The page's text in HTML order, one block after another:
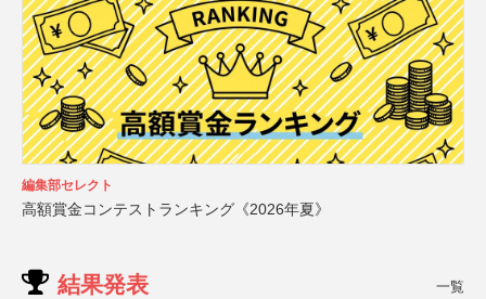
編集部セレクト
高額賞金コンテストランキング《2026年夏》
結果発表 一覧